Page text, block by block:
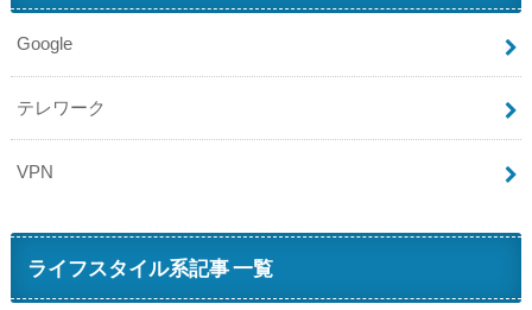
Google
テレワーク
VPN
ライフスタイル系記事 一覧